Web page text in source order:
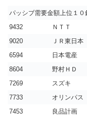
パッシブ需要金額上位１０
9432
ＮＴＴ
9020
ＪＲ東日本
6594
日本電産
8604
野村ＨＤ
7269
スズキ
7733
オリンパス
7453
良品計画